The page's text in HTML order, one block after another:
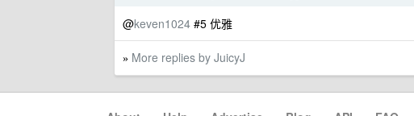
@keven1024 #5 优雅
» More replies by JuicyJ